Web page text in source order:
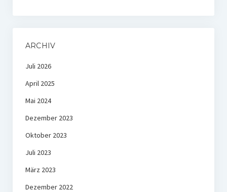
ARCHIV
Juli 2026
April 2025
Mai 2024
Dezember 2023
Oktober 2023
Juli 2023
März 2023
Dezember 2022